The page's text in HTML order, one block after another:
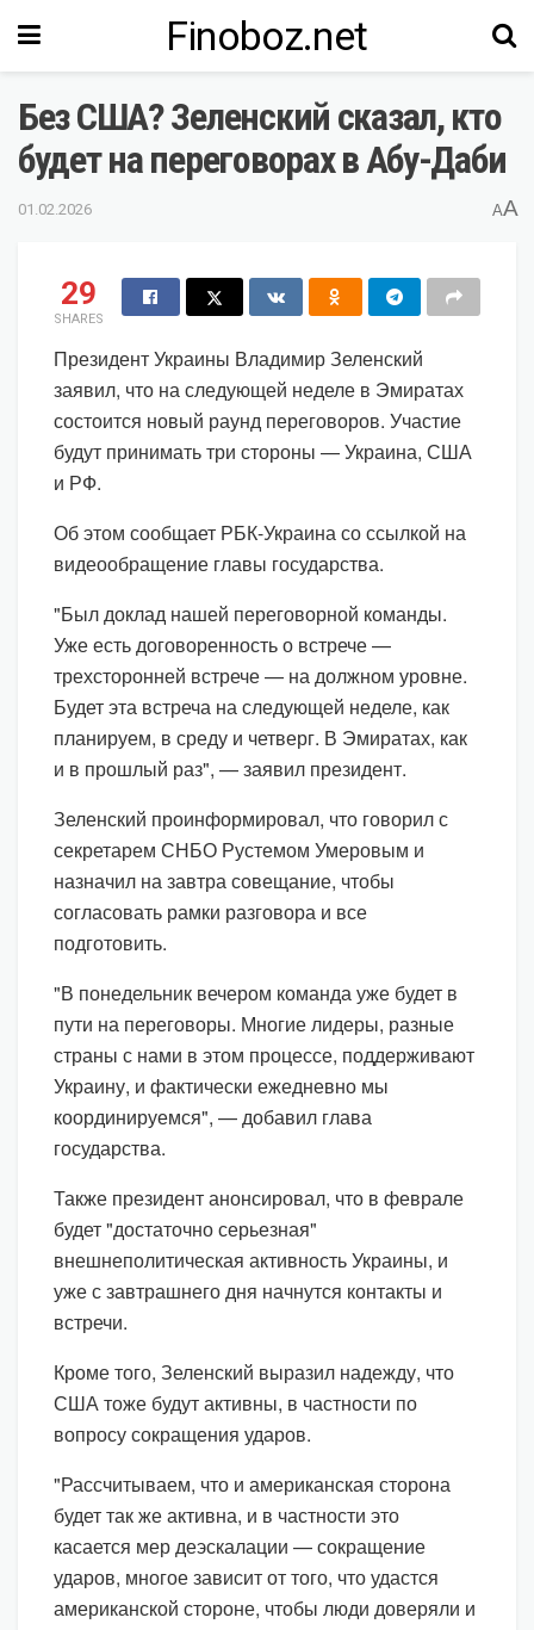
Finoboz.net
Без США? Зеленский сказал, кто
будет на переговорах в Абу-Даби
01.02.2026 AA
29
SHARES
Президент Украины Владимир Зеленский
заявил, что на следующей неделе в Эмиратах
состоится новый раунд переговоров. Участие
будут принимать три стороны — Украина, США
и РФ.
Об этом сообщает РБК-Украина со ссылкой на
видеообращение главы государства.
"Был доклад нашей переговорной команды.
Уже есть договоренность о встрече —
трехсторонней встрече — на должном уровне.
Будет эта встреча на следующей неделе, как
планируем, в среду и четверг. В Эмиратах, как
и в прошлый раз", — заявил президент.
Зеленский проинформировал, что говорил с
секретарем СНБО Рустемом Умеровым и
назначил на завтра совещание, чтобы
согласовать рамки разговора и все
подготовить.
"В понедельник вечером команда уже будет в
пути на переговоры. Многие лидеры, разные
страны с нами в этом процессе, поддерживают
Украину, и фактически ежедневно мы
координируемся", — добавил глава
государства.
Также президент анонсировал, что в феврале
будет "достаточно серьезная"
внешнеполитическая активность Украины, и
уже с завтрашнего дня начнутся контакты и
встречи.
Кроме того, Зеленский выразил надежду, что
США тоже будут активны, в частности по
вопросу сокращения ударов.
"Рассчитываем, что и американская сторона
будет так же активна, и в частности это
касается мер деэскалации — сокращение
ударов, многое зависит от того, что удастся
американской стороне, чтобы люди доверяли и